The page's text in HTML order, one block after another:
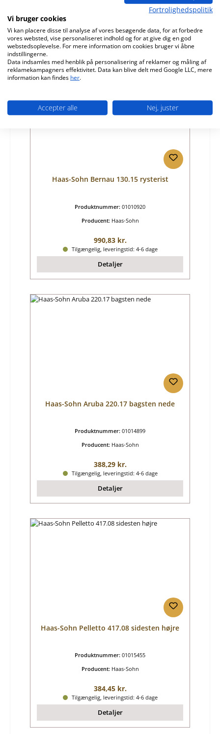
Detaljer
Haas-Sohn Bernau 130.15 rysterist
Produktnummer: 01010920
Producent: Haas-Sohn
Almindelig pris:
990,83 kr.
Tilgængelig, leveringstid: 4-6 dage
Detaljer
Haas-Sohn Aruba 220.17 bagsten nede
Produktnummer: 01014899
Producent: Haas-Sohn
Almindelig pris:
388,29 kr.
Tilgængelig, leveringstid: 4-6 dage
Detaljer
Haas-Sohn Pelletto 417.08 sidesten højre
Produktnummer: 01015455
Producent: Haas-Sohn
Almindelig pris:
384,45 kr.
Tilgængelig, leveringstid: 4-6 dage
Detaljer
Fortrolighedspolitik
Vi bruger cookies
Vi kan placere disse til analyse af vores besøgende data, for at forbedre
vores websted, vise personaliseret indhold og for at give dig en god
webstedsoplevelse. For mere information om cookies bruger vi åbne
indstillingerne.
Data indsamles med henblik på personalisering af reklamer og måling af
reklamekampagners effektivitet. Data kan blive delt med Google LLC, mere
information kan findes her.
Accepter alle Nej, juster